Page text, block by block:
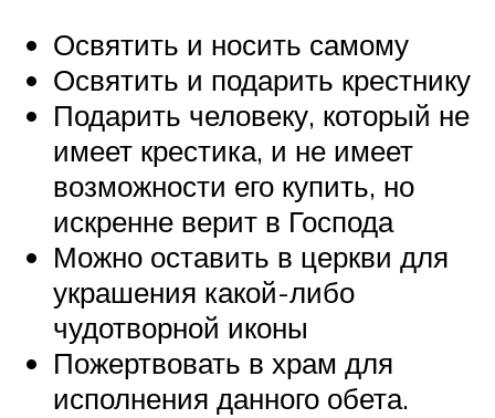
Освятить и носить самому
Освятить и подарить крестнику
Подарить человеку, который не
имеет крестика, и не имеет
возможности его купить, но
искренне верит в Господа
Можно оставить в церкви для
украшения какой-либо
чудотворной иконы
Пожертвовать в храм для
исполнения данного обета.